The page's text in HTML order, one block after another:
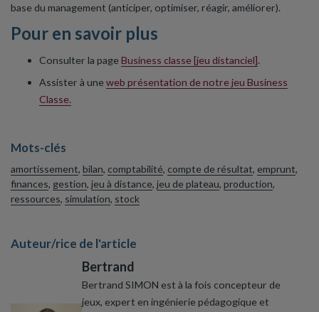
base du management (anticiper, optimiser, réagir, améliorer).
Pour en savoir plus
Consulter la page Business classe [jeu distanciel].
Assister à une web présentation de notre jeu Business
Classe.
Mots-clés
amortissement, bilan, comptabilité, compte de résultat, emprunt,
finances, gestion, jeu à distance, jeu de plateau, production,
ressources, simulation, stock
Auteur/rice de l'article
Bertrand
Bertrand SIMON est à la fois concepteur de
jeux, expert en ingénierie pédagogique et